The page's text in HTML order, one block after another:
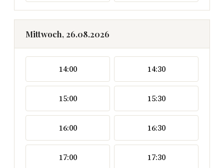
Mittwoch, 26.08.2026
14:00 14:30
15:00 15:30
16:00 16:30
17:00 17:30